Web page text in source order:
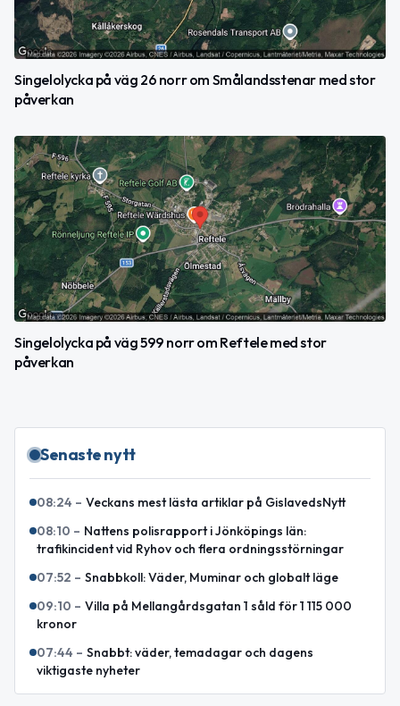
Singelolycka på väg 26 norr om Smålandsstenar med stor
påverkan
Singelolycka på väg 599 norr om Reftele med stor
påverkan
Senaste nytt
08:24 – Veckans mest lästa artiklar på GislavedsNytt
08:10 – Nattens polisrapport i Jönköpings län:
trafikincident vid Ryhov och flera ordningsstörningar
07:52 – Snabbkoll: Väder, Muminar och globalt läge
09:10 – Villa på Mellangårdsgatan 1 såld för 1 115 000
kronor
07:44 – Snabbt: väder, temadagar och dagens
viktigaste nyheter